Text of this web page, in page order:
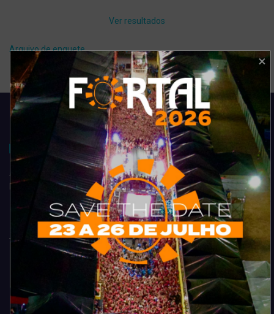
Ver resultados
Arquivo de enquete
Acompanhe todas as novidades do entretenimento na região de
Fortaleza. Dicas, promoções, coberturas exclusivas e muito mais.